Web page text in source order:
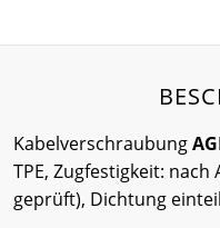
Kabelverschraubung
TPE, Zugfestigkeit:
geprüft), Dichtung